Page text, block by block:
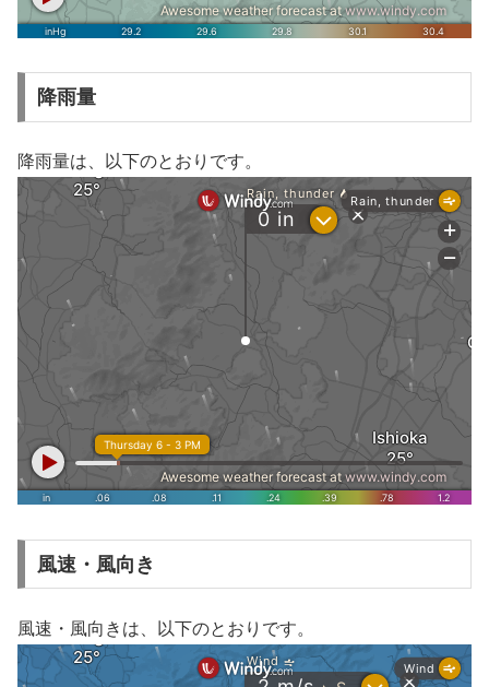
降雨量
降雨量は、以下のとおりです。
風速・風向き
風速・風向きは、以下のとおりです。